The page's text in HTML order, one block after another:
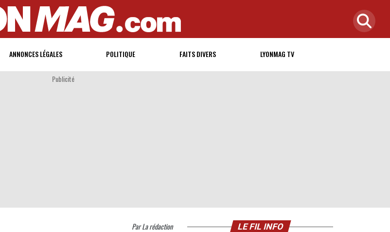
ANNONCES LÉGALES POLITIQUE FAITS DIVERS LYONMAG TV
Publicité
ParLa rédaction LE FIL INFO